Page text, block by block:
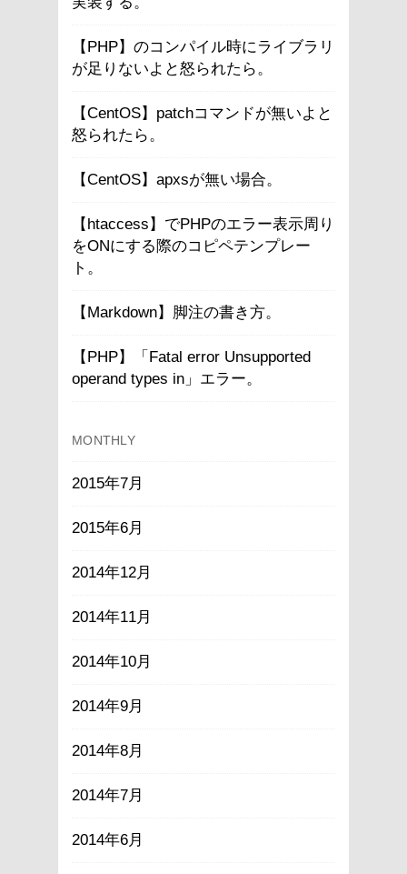
【PHP】のコンパイル時にライブラリ
が足りないよと怒られたら。
【CentOS】patchコマンドが無いよと
怒られたら。
【CentOS】apxsが無い場合。
【htaccess】でPHPのエラー表示周り
をONにする際のコピペテンプレー
ト。
【Markdown】脚注の書き方。
【PHP】「Fatal error Unsupported
operand types in」エラー。
MONTHLY
2015年7月
2015年6月
2014年12月
2014年11月
2014年10月
2014年9月
2014年8月
2014年7月
2014年6月